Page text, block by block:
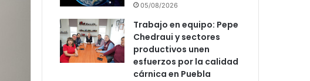
05/08/2026
Trabajo en equipo: Pepe
Chedraui y sectores
productivos unen
esfuerzos por la calidad
cárnica en Puebla